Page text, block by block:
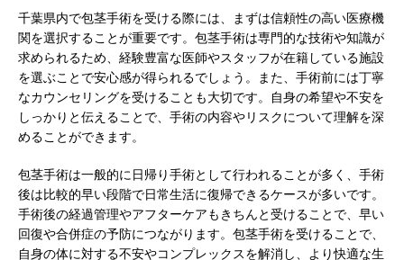
千葉県内で包茎手術を受ける際には、まずは信頼性の高い医療機
関を選択することが重要です。包茎手術は専門的な技術や知識が
求められるため、経験豊富な医師やスタッフが在籍している施設
を選ぶことで安心感が得られるでしょう。また、手術前には丁寧
なカウンセリングを受けることも大切です。自身の希望や不安を
しっかりと伝えることで、手術の内容やリスクについて理解を深
めることができます。
包茎手術は一般的に日帰り手術として行われることが多く、手術
後は比較的早い段階で日常生活に復帰できるケースが多いです。
手術後の経過管理やアフターケアもきちんと受けることで、早い
回復や合併症の予防につながります。包茎手術を受けることで、
自身の体に対する不安やコンプレックスを解消し、より快適な生